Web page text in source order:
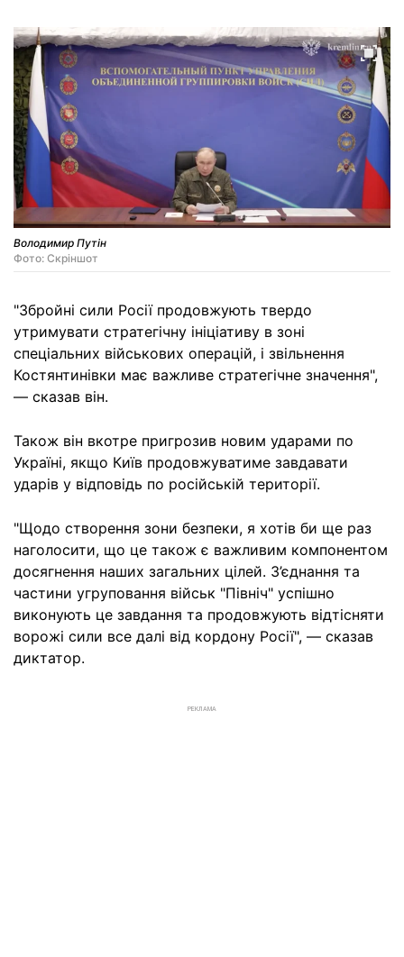
Володимир Путін
Фото: Скріншот
"Збройні сили Росії продовжують твердо
утримувати стратегічну ініціативу в зоні
спеціальних військових операцій, і звільнення
Костянтинівки має важливе стратегічне значення",
— сказав він.
Також він вкотре пригрозив новим ударами по
Україні, якщо Київ продовжуватиме завдавати
ударів у відповідь по російській території.
"Щодо створення зони безпеки, я хотів би ще раз
наголосити, що це також є важливим компонентом
досягнення наших загальних цілей. З’єднання та
частини угруповання військ "Північ" успішно
виконують це завдання та продовжують відтісняти
ворожі сили все далі від кордону Росії", — сказав
диктатор.
РЕКЛАМА